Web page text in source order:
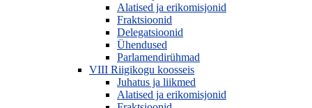
Alatised ja erikomisjonid
Fraktsioonid
Delegatsioonid
Ühendused
Parlamendirühmad
VIII Riigikogu koosseis
Juhatus ja liikmed
Alatised ja erikomisjonid